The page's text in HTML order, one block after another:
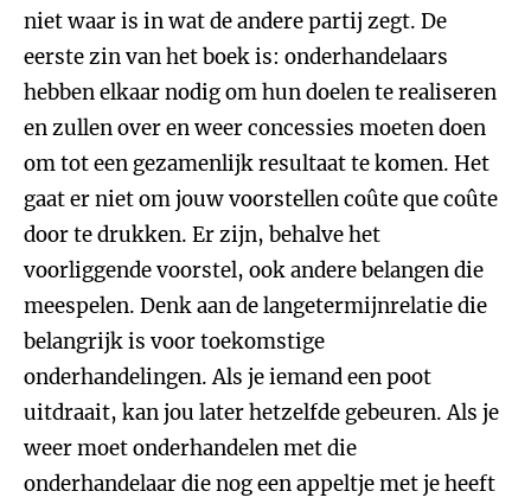
niet waar is in wat de andere partij zegt. De
eerste zin van het boek is: onderhandelaars
hebben elkaar nodig om hun doelen te realiseren
en zullen over en weer concessies moeten doen
om tot een gezamenlijk resultaat te komen. Het
gaat er niet om jouw voorstellen coûte que coûte
door te drukken. Er zijn, behalve het
voorliggende voorstel, ook andere belangen die
meespelen. Denk aan de langetermijnrelatie die
belangrijk is voor toekomstige
onderhandelingen. Als je iemand een poot
uitdraait, kan jou later hetzelfde gebeuren. Als je
weer moet onderhandelen met die
onderhandelaar die nog een appeltje met je heeft